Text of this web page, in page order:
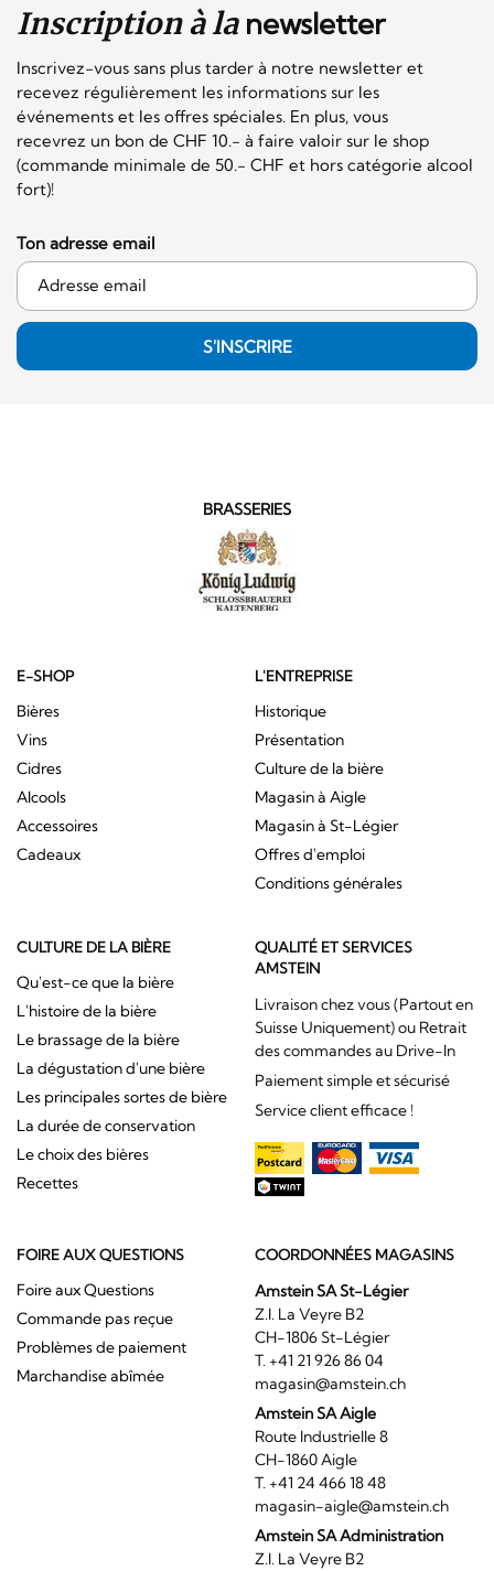
Inscription à lanewsletter
Inscrivez-vous sans plus tarder à notre newsletter et
recevez régulièrement les informations sur les
événements et les offres spéciales. En plus, vous
recevrez un bon de CHF 10.- à faire valoir sur le shop
(commande minimale de 50.- CHF et hors catégorie alcool
fort)!
Ton adresse email
S'INSCRIRE
BRASSERIES
E-SHOP
Bières
Vins
Cidres
Alcools
Accessoires
Cadeaux
L'ENTREPRISE
Historique
Présentation
Culture de la bière
Magasin à Aigle
Magasin à St-Légier
Offres d'emploi
Conditions générales
CULTURE DE LA BIÈRE
Qu'est-ce que la bière
L'histoire de la bière
Le brassage de la bière
La dégustation d'une bière
Les principales sortes de bière
La durée de conservation
Le choix des bières
Recettes
QUALITÉ ET SERVICES
AMSTEIN
Livraison chez vous (Partout en
Suisse Uniquement) ou Retrait
des commandes au Drive-In
Paiement simple et sécurisé
Service client efficace !
FOIRE AUX QUESTIONS
Foire aux Questions
Commande pas reçue
Problèmes de paiement
Marchandise abîmée
COORDONNÉES MAGASINS
Amstein SA St-Légier
Z.I. La Veyre B2
CH-1806 St-Légier
T. +41 21 926 86 04
magasin@amstein.ch
Amstein SA Aigle
Route Industrielle 8
CH-1860 Aigle
T. +41 24 466 18 48
magasin-aigle@amstein.ch
Amstein SA Administration
Z.I. La Veyre B2